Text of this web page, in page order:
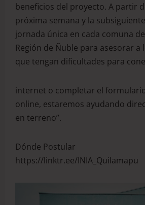
beneficios del proyecto. A partir
próxima semana y la
jornada única en cada comuna
Región de Ñuble para asesorar a
que tengan dificultades para
internet o completar el
online, estaremos ayudando
en terreno”.
Dónde Postular
https://linktr.ee/INIA_Quilamapu